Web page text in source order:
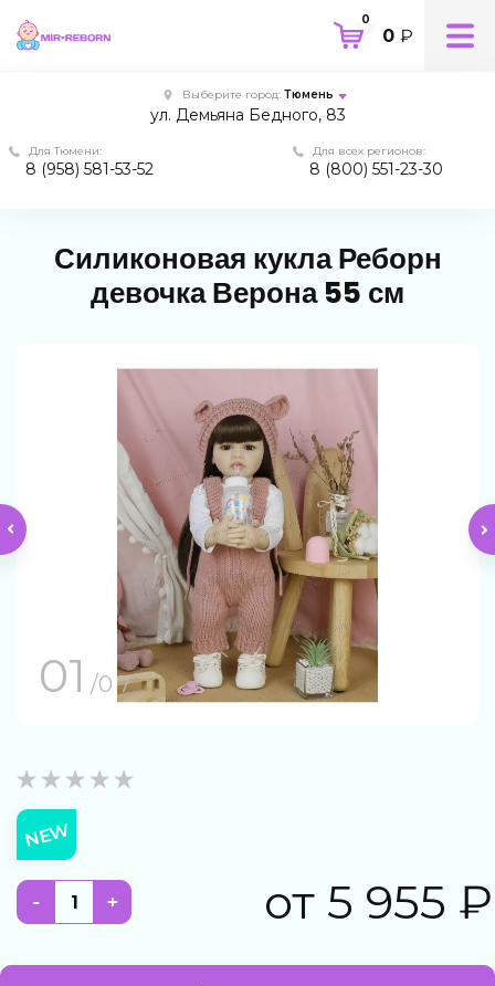
0
0 ₽
Выберите город: Тюмень
ул. Демьяна Бедного, 83
Для всех регионов:
8 (800) 551-23-30
Для Тюмени:
8 (958) 581-53-52
Силиконовая кукла Реборн
девочка Верона 55 см
01 /0 7
NEW
- + от 5 955 ₽